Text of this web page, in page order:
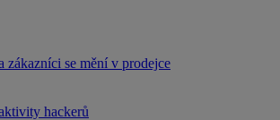
zákazníci se mění v prodejce
hackerů